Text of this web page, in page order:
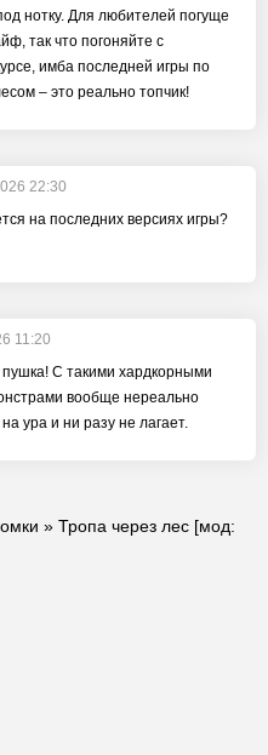
нотку. Для любителей погуще
так что погоняйте с
имба последней игры по
– это реально топчик!
22:30
на последних версиях игры?
11:20
С такими хардкорными
вообще нереально
ура и ни разу не лагает.
» Тропа через лес [мод: